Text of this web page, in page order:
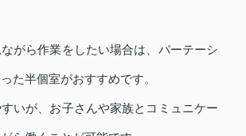
がら作業をしたい場合は、パーテーシ
た半個室がおすすめです。
いが、お子さんや家族とコミュニケー